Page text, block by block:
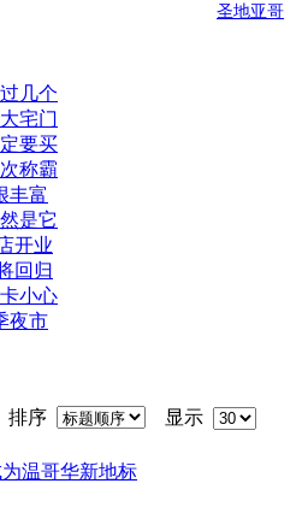
圣地亚哥
几个
宅门
要买
称霸
丰富
是它
开业
回归
小心
夜市
排序
显示
为温哥华新地标